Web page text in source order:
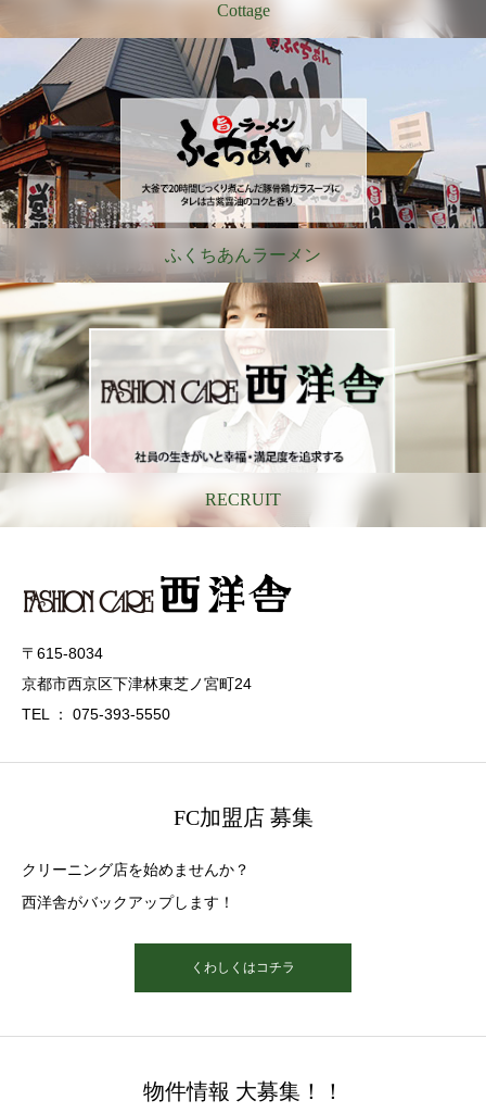
Cottage
ふくちあんラーメン
RECRUIT
〒615-8034
京都市西京区下津林東芝ノ宮町24
TEL ： 075-393-5550
FC加盟店 募集
クリーニング店を始めませんか？
西洋舎がバックアップします！
くわしくはコチラ
物件情報 大募集！！